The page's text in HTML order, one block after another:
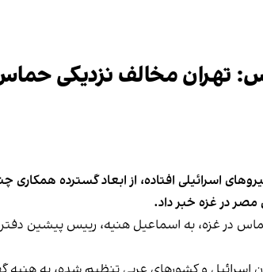
اسرائیلی افتاده، از ابعاد گسترده
مصر در غزه خبر داد.